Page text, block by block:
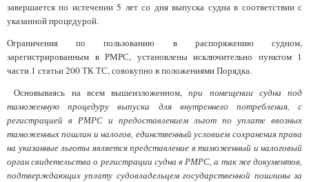
завершается по истечении 5 лет со дня выпуска судна в соответствии с
указанной процедурой.
Ограничения по пользованию в распоряжению судном,
зарегистрированным в РМРС, установлены исключительно пунктом 1
части 1 статьи 200 ТК ТС, совокупно в положениями Порядка.
Основываясь на всем вышеизложенном,при помещении судна под
таможенную процедуру выпуска для внутреннего потребления, с
регистрацией в РМРС и предоставлением льгот по уплате ввозных
таможенных пошлин и налогов, единственный условием сохранения права
на указанные льготы является представление в таможенный и налоговый
орган свидетельства о регистрации судна в РМРС, а так же документов,
подтверждающих уплату судовладельцем государственной пошлины за